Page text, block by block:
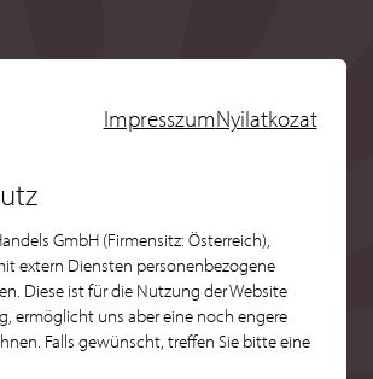
ImpresszumNyilatkozat
GmbH (Firmensitz: Österreich),
extern Diensten personenbezogene
Diese ist für die Nutzung der Website
ermöglicht uns aber eine noch engere
Falls gewünscht, treffen Sie bitte eine